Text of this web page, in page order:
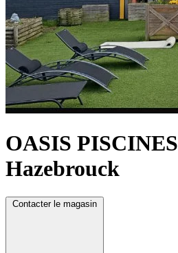
OASIS PISCINES
Hazebrouck
Contacter le magasin